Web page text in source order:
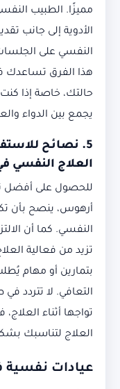
مميزًا. الطبيب
الأدوية إلى جانب
النفسي على
هذا الفرق تساعدك
حالتك، خاصة إذا
يجمع بين الدواء
5. نصائح
العلاج النفسي
للحصول على أفضل
أرهوس، ينصح بأن
النفسي. كما أن
تزيد من فعالية
بتمارين أو مهام
التعافي. لا تتردد
تواجها أثناء
العلاج لتناسبك
عيادات نفسية